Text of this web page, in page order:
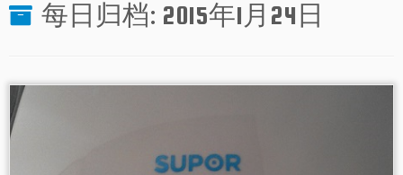
每日归档: 2015年1月24日